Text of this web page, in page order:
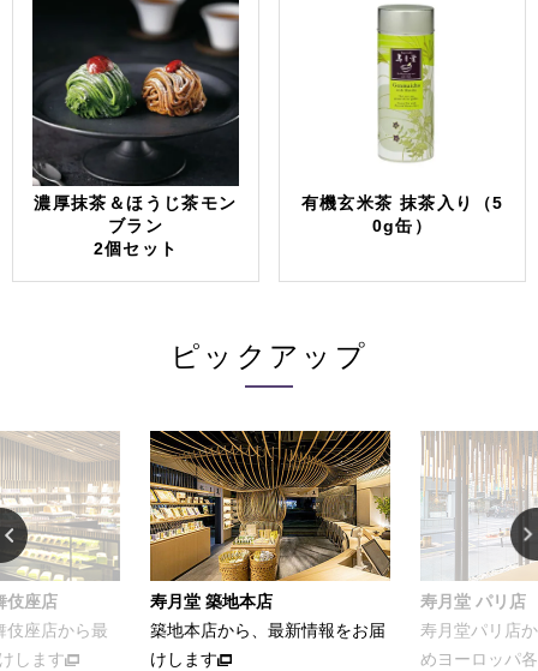
濃厚抹茶＆ほうじ茶モン
ブラン
2個セット
有機玄米茶 抹茶入り（5
0g缶）
ピックアップ
伎座店
伎座店から最
します
寿月堂 築地本店
築地本店から、最新情報をお届
けします
寿月堂 パリ店
寿月堂パリ店
めヨーロッパ